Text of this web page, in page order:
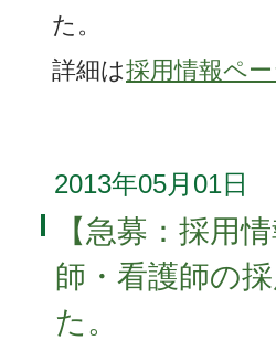
た。
詳細は採用情報ペ
2013年05月01日
【急募：採用
師・看護師の
た。